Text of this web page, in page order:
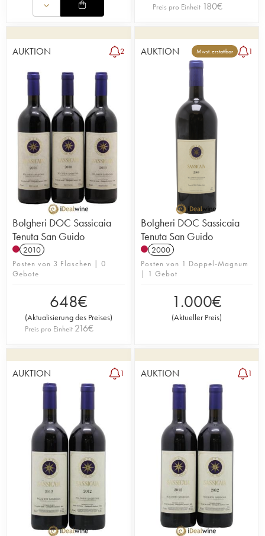
Preis pro Einheit 180€
AUKTION 2
Bolgheri DOC Sassicaia
Tenuta San Guido
2010
Posten von 3 Flaschen | 0
Gebote
648€
(Aktualisierung des Preises)
Preis pro Einheit 216€
AUKTION Mwst. erstattbar 1
Bolgheri DOC Sassicaia
Tenuta San Guido
2000
Posten von 1 Doppel-Magnum
| 1 Gebot
1.000€
(Aktueller Preis)
AUKTION 1 AUKTION 1